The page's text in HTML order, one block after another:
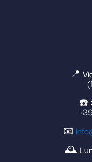
📍
☎️
📧
🕰️